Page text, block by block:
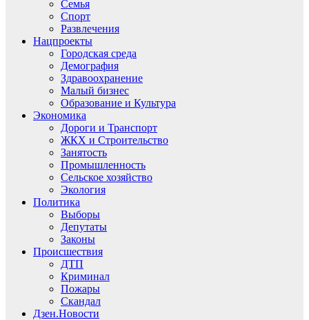
Семья
Спорт
Развлечения
Нацпроекты
Городская среда
Демография
Здравоохранение
Малый бизнес
Образование и Культура
Экономика
Дороги и Транспорт
ЖКХ и Строительство
Занятость
Промышленность
Сельское хозяйство
Экология
Политика
Выборы
Депутаты
Законы
Происшествия
ДТП
Криминал
Пожары
Скандал
Дзен.Новости